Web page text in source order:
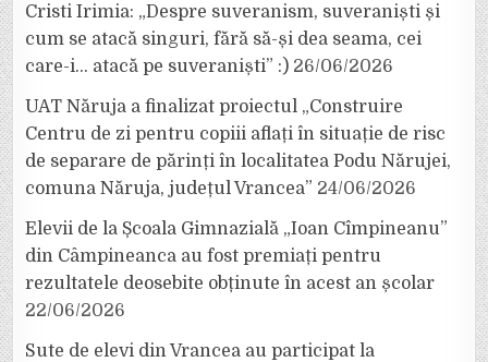
Cristi Irimia: „Despre suveranism, suveraniști și
cum se atacă singuri, fără să-și dea seama, cei
care-i… atacă pe suveraniști” :) 26/06/2026
UAT Năruja a finalizat proiectul „Construire
Centru de zi pentru copiii aflați în situație de risc
de separare de părinți în localitatea Podu Nărujei,
comuna Năruja, județul Vrancea” 24/06/2026
Elevii de la Școala Gimnazială „Ioan Cîmpineanu”
din Câmpineanca au fost premiați pentru
rezultatele deosebite obținute în acest an școlar
22/06/2026
Sute de elevi din Vrancea au participat la